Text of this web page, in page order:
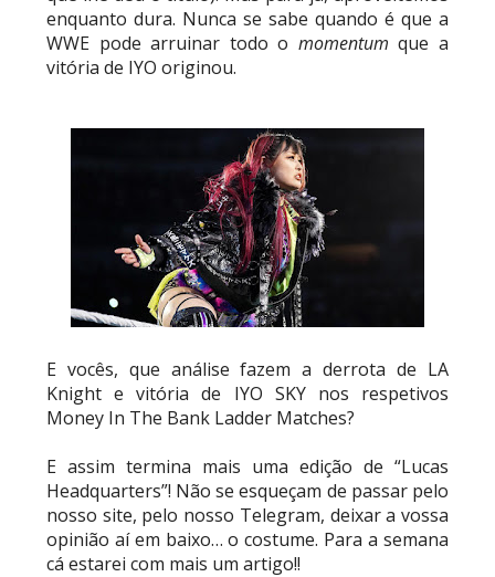
enquanto dura. Nunca se sabe quando é que a
WWE pode arruinar todo o momentumque a
vitória de IYO originou.
E vocês, que análise fazem a derrota de LA
Knight e vitória de IYO SKY nos respetivos
Money In The Bank Ladder Matches?
E assim termina mais uma edição de “Lucas
Headquarters”! Não se esqueçam de passar pelo
nosso site, pelo nosso Telegram, deixar a vossa
opinião aí em baixo… o costume. Para a semana
cá estarei com mais um artigo!!